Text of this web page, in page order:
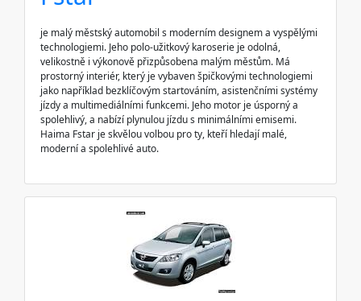
je malý městský automobil s moderním designem a vyspělými
technologiemi. Jeho polo-užitkový karoserie je odolná,
velikostně i výkonově přizpůsobena malým městům. Má
prostorný interiér, který je vybaven špičkovými technologiemi
jako například bezklíčovým startováním, asistenčními systémy
jízdy a multimediálními funkcemi. Jeho motor je úsporný a
spolehlivý, a nabízí plynulou jízdu s minimálními emisemi.
Haima Fstar je skvělou volbou pro ty, kteří hledají malé,
moderní a spolehlivé auto.